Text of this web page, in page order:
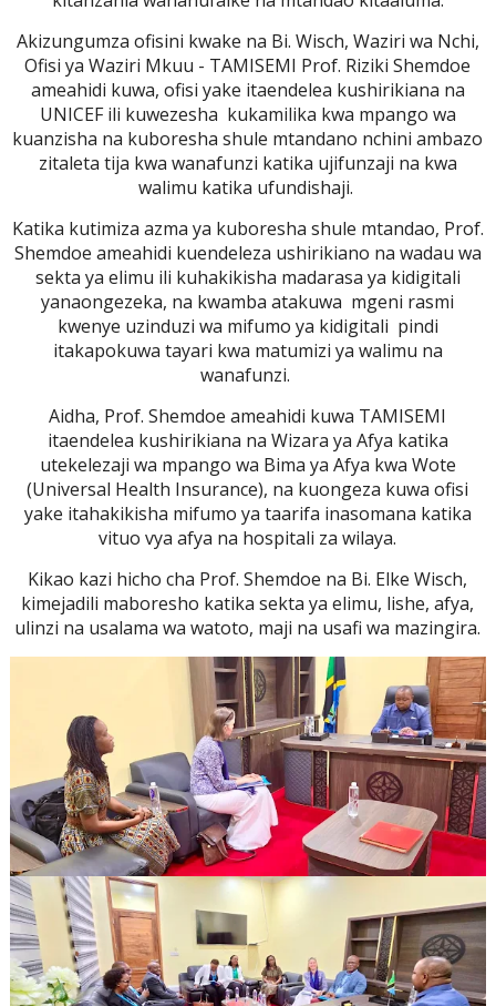
Akizungumza ofisini kwake na Bi. Wisch, Waziri wa Nchi,
Ofisi ya Waziri Mkuu - TAMISEMI Prof. Riziki Shemdoe
ameahidi kuwa, ofisi yake itaendelea kushirikiana na
UNICEF ili kuwezesha kukamilika kwa mpango wa
kuanzisha na kuboresha shule mtandano nchini ambazo
zitaleta tija kwa wanafunzi katika ujifunzaji na kwa
walimu katika ufundishaji.
Katika kutimiza azma ya kuboresha shule mtandao, Prof.
Shemdoe ameahidi kuendeleza ushirikiano na wadau wa
sekta ya elimu ili kuhakikisha madarasa ya kidigitali
yanaongezeka, na kwamba atakuwa mgeni rasmi
kwenye uzinduzi wa mifumo ya kidigitali pindi
itakapokuwa tayari kwa matumizi ya walimu na
wanafunzi.
Aidha, Prof. Shemdoe ameahidi kuwa TAMISEMI
itaendelea kushirikiana na Wizara ya Afya katika
utekelezaji wa mpango wa Bima ya Afya kwa Wote
(Universal Health Insurance), na kuongeza kuwa ofisi
yake itahakikisha mifumo ya taarifa inasomana katika
vituo vya afya na hospitali za wilaya.
Kikao kazi hicho cha Prof. Shemdoe na Bi. Elke Wisch,
kimejadili maboresho katika sekta ya elimu, lishe, afya,
ulinzi na usalama wa watoto, maji na usafi wa mazingira.